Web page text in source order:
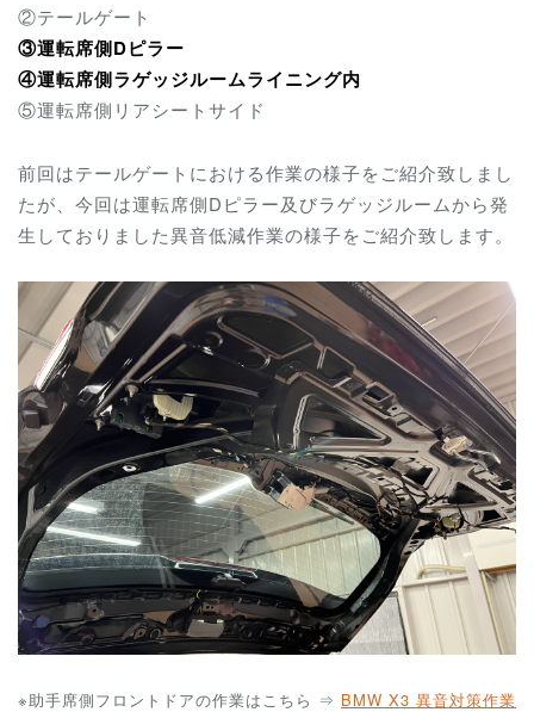
②テールゲート
③運転席側Dピラー
④運転席側ラゲッジルームライニング内
⑤運転席側リアシートサイド
前回はテールゲートにおける作業の様子をご紹介致しまし
たが、今回は運転席側Dピラー及びラゲッジルームから発
生しておりました異音低減作業の様子をご紹介致します。
※助手席側フロントドアの作業はこちら ⇒ BMW X3 異音対策作業